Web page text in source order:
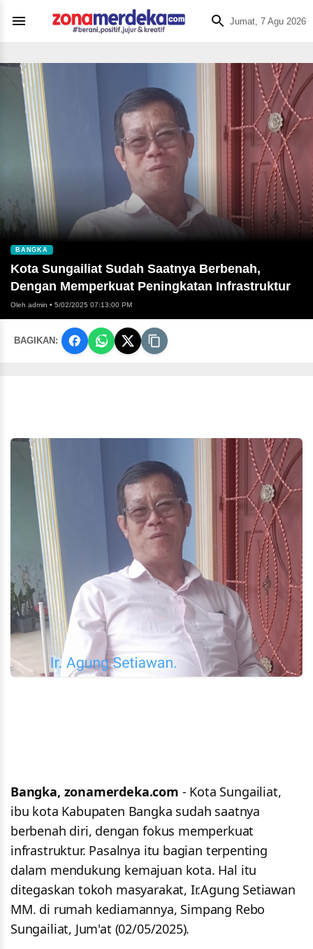
Jumat, 7 Agu 2026
BANGKA
Kota Sungailiat Sudah Saatnya Berbenah,
Dengan Memperkuat Peningkatan Infrastruktur
Oleh admin • 5/02/2025 07:13:00 PM
BAGIKAN:
Bangka, zonamerdeka.com - Kota Sungailiat,
ibu kota Kabupaten Bangka sudah saatnya
berbenah diri, dengan fokus memperkuat
infrastruktur. Pasalnya itu bagian terpenting
dalam mendukung kemajuan kota. Hal itu
ditegaskan tokoh masyarakat, Ir.Agung Setiawan
MM. di rumah kediamannya, Simpang Rebo
Sungailiat, Jum'at (02/05/2025).